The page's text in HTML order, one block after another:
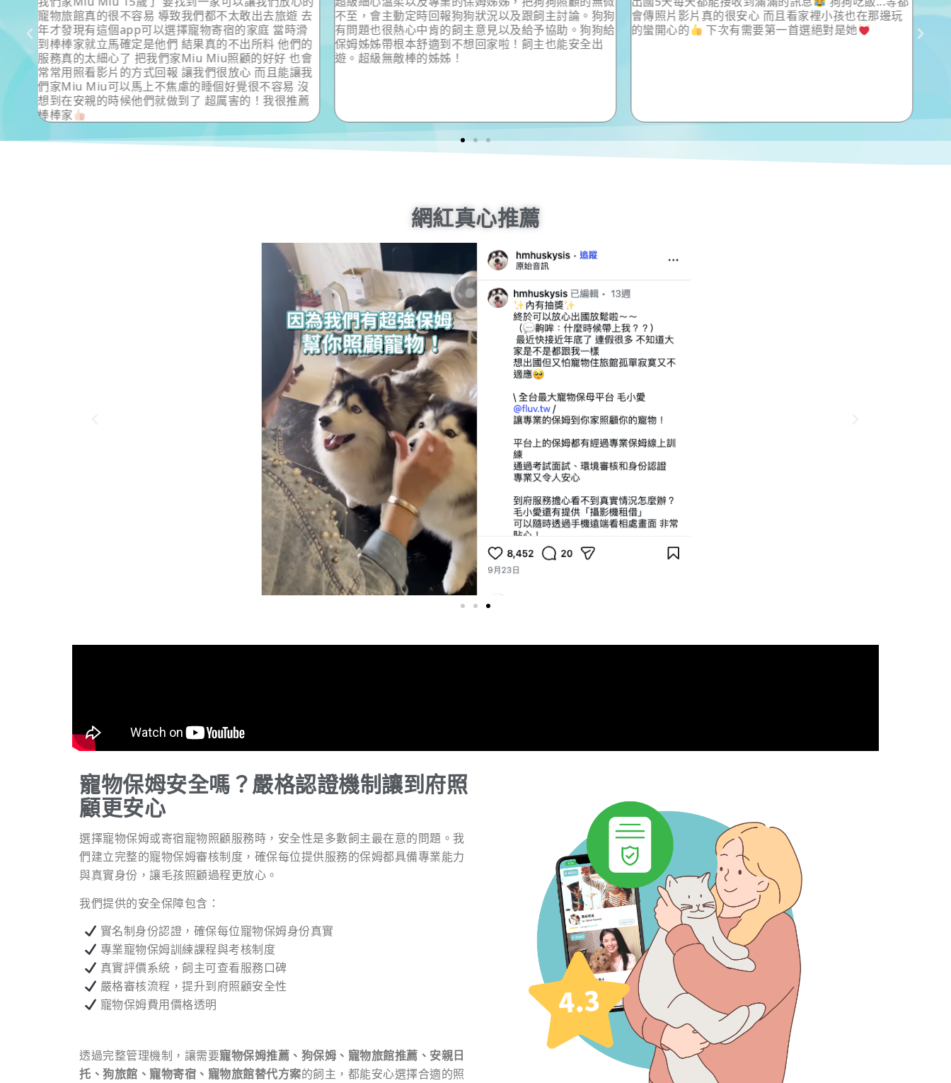
寵物旅館真的很不容易 導致我們都不太敢出去旅遊 去
年才發現有這個app可以選擇寵物寄宿的家庭 當時滑
到棒棒家就立馬確定是他們 結果真的不出所料 他們的
服務真的太細心了 把我們家Miu Miu照顧的好好 也會
常常用照看影片的方式回報 讓我們很放心 而且能讓我
們家Miu Miu可以馬上不焦慮的睡個好覺很不容易 沒
想到在安親的時候他們就做到了 超厲害的！我很推薦
棒棒家
不至，會主動定時回報狗狗狀況以及跟飼主討論。狗狗
有問題也很熱心中肯的飼主意見以及給予協助。狗狗給
保姆姊姊帶根本舒適到不想回家啦！飼主也能安全出
遊。超級無敵棒的姊姊！
會傳照片影片真的很安心 而且看家裡小孩也在那邊玩
的蠻開心的
下次有需要第一首選絕對是她
寵
網紅真心推薦
寵物保姆安全嗎？嚴格認證機制讓到府照
顧更安心
選擇寵物保姆或寄宿寵物照顧服務時，安全性是多數飼主最在意的問題。我
們建立完整的寵物保姆審核制度，確保每位提供服務的保姆都具備專業能力
與真實身份，讓毛孩照顧過程更放心。
我們提供的安全保障包含：
實名制身份認證，確保每位寵物保姆身份真實
專業寵物保姆訓練課程與考核制度
真實評價系統，飼主可查看服務口碑
嚴格審核流程，提升到府照顧安全性
寵物保姆費用價格透明
透過完整管理機制，讓需要寵物保姆推薦、狗保姆、寵物旅館推薦、安親日
托、狗旅館、寵物寄宿、寵物旅館替代方案的飼主，都能安心選擇合適的照